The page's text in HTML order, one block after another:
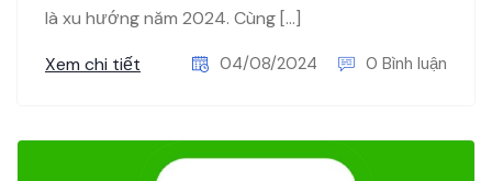
là xu hướng năm 2024. Cùng […]
Xem chi tiết
04/08/2024 0 Bình luận